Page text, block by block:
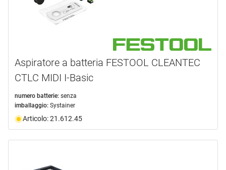
Aspiratore a batteria FESTOOL CLEANTEC
CTLC MIDI I-Basic
numero batterie: senza
imballaggio: Systainer
Articolo: 21.612.45